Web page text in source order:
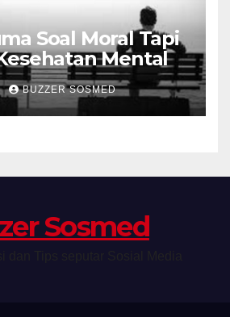
Soal Moral Tapi
Mental
BUZZER SOSMED
Sosmed